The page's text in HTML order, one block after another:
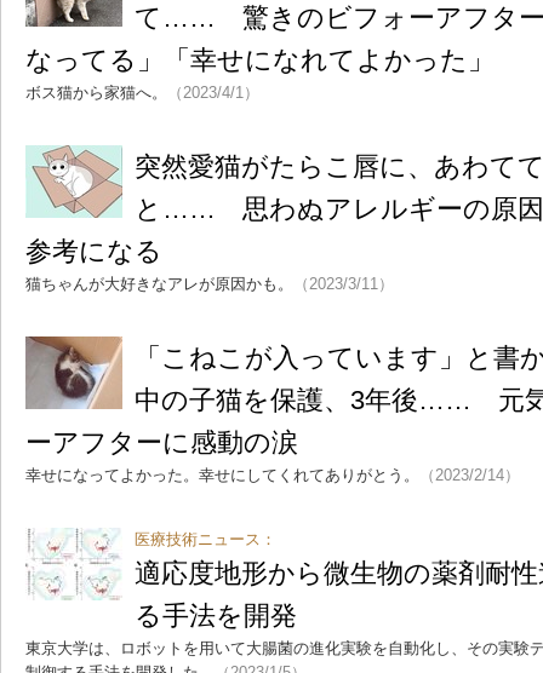
て…… 驚きのビフォーアフター
なってる」「幸せになれてよかった」
ボス猫から家猫へ。 （2023/4/1）
突然愛猫がたらこ唇に、あわて
と…… 思わぬアレルギーの原因
参考になる
猫ちゃんが大好きなアレが原因かも。 （2023/3/11）
「こねこが入っています」と書
中の子猫を保護、3年後…… 元
ーアフターに感動の涙
幸せになってよかった。幸せにしてくれてありがとう。 （2023/2/14）
医療技術ニュース：
適応度地形から微生物の薬剤耐
る手法を開発
東京大学は、ロボットを用いて大腸菌の進化実験を自動化し、その実験